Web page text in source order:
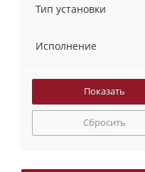
Тип установки
Исполнение
Сбросить